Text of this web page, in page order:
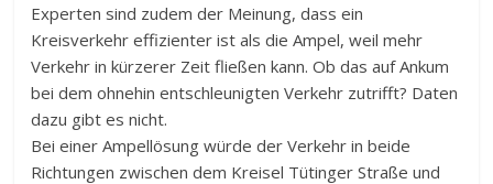
Experten sind zudem der Meinung, dass ein
Kreisverkehr effizienter ist als die Ampel, weil mehr
Verkehr in kürzerer Zeit fließen kann. Ob das auf Ankum
bei dem ohnehin entschleunigten Verkehr zutrifft? Daten
dazu gibt es nicht.
Bei einer Ampellösung würde der Verkehr in beide
Richtungen zwischen dem Kreisel Tütinger Straße und